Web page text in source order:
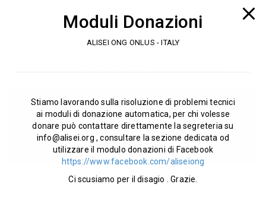
momento della dichiarazione dei redditi, sia come privato che
come azienda. Se vuoi maggiori info visita la sezione progetti
per approfondire
GIVE YOUR DONATIONS
ALISEI ONG
Collected Donations
€ 76.820!
Moduli Donazioni
ALISEI ONG ONLUS - ITALY
Stiamo lavorando sulla risoluzione di problemi tecnici
ai moduli di donazione automatica, per chi volesse
donare può contattare direttamente la segreteria su
info@alisei.org , consultare la sezione dedicata od
utilizzare il modulo donazioni di Facebook
https://www.facebook.com/aliseiong
Ci scusiamo per il disagio . Grazie.